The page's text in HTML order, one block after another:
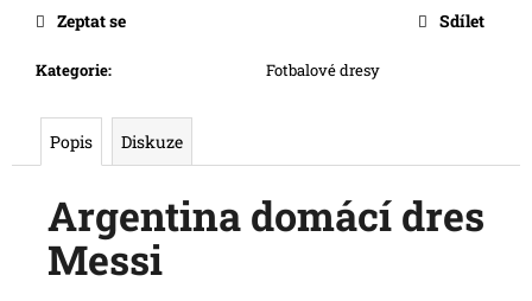
Kategorie: Fotbalové dresy
Zeptat se Sdílet
Popis Diskuze
Argentina domácí dres
Messi